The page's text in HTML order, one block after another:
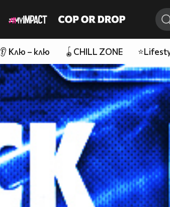
👂 Клю – клю 🪀CHILL ZONE